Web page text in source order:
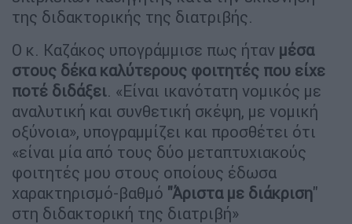
της διδακτορικής της διατριβής.
Ο κ. Καζάκος υπογράμμισε πως ήταν μέσα
στους δέκα καλύτερους φοιτητές που είχε
ποτέ διδάξει. «Είναι ικανότατη νομικός με
αναλυτική και συνθετική σκέψη, με νομική
οξύνοια», υπογραμμίζει και προσθέτει ότι
«είναι μία από τους δύο μεταπτυχιακούς
φοιτητές μου στους οποίους έδωσα
χαρακτηρισμό-βαθμό "Άριστα με διάκριση"
στη διδακτορική της διατριβή»